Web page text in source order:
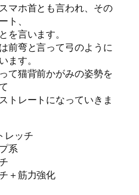
マホ首とも言われ、その
ト、
を言います。
前弯と言って弓のように
ます。
て猫背前かがみの姿勢を
トレートになっていきま
レッチ
系
＋筋力強化